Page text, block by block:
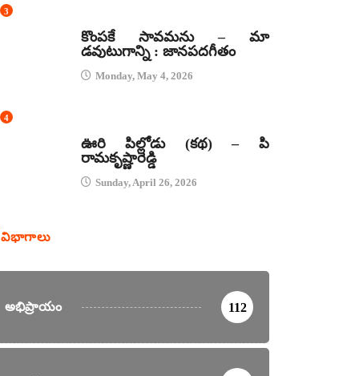
3
కొంపకే సావమను – మా
డవుటుగాన్ని : జానపదగీతం
Monday, May 4, 2026
4
ఊరి పిల్లోడు (కథ) – పి
రామకృష్ణారెడ్డి
Sunday, April 26, 2026
విభాగాలు
అభిప్రాయం 112